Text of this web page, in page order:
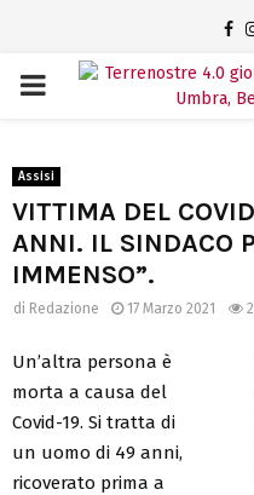
PRIMARY
Assisi
VITTIMA DEL
ANNI. IL SINDACO
IMMENSO”.
di Redazione 17 Marzo 2021
Un’altra persona è
morta a causa del
Covid-19. Si tratta di
un uomo di 49 anni,
ricoverato prima a